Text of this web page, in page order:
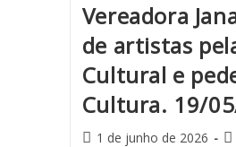
Vereadora
de artistas
Cultural e
Cultura. 19/
1 de junho de 2026